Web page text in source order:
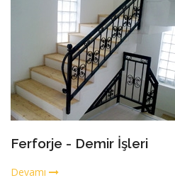
Ferforje - Demir İşleri
Devamı